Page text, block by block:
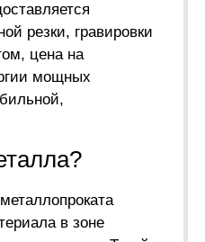
резки, гравировки
цена на
мощных
в зоне